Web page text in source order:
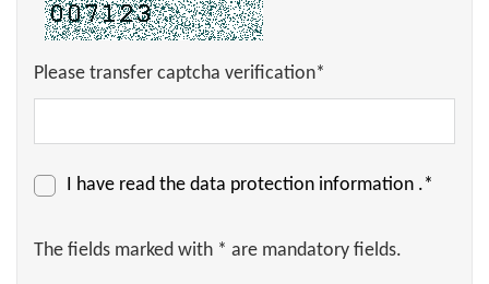
Please transfer captcha verification*
I have read the data protection information .*
The fields marked with * are mandatory fields.